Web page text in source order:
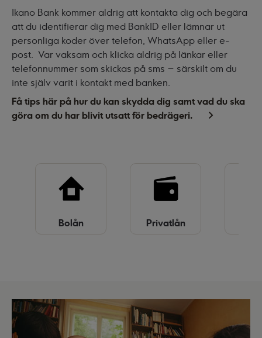
Ikano Bank kommer aldrig att kontakta dig och begära
att du identifierar dig med BankID eller lämnar ut
personliga koder över telefon, WhatsApp eller e-
post. Var vaksam och klicka aldrig på länkar eller
telefonnummer som skickas på sms – särskilt om du
inte själv varit i kontakt med banken.
Få tips här på hur du kan skydda dig samt vad du ska
göra om du har blivit utsatt för bedrägeri.
Bolån Privatlån